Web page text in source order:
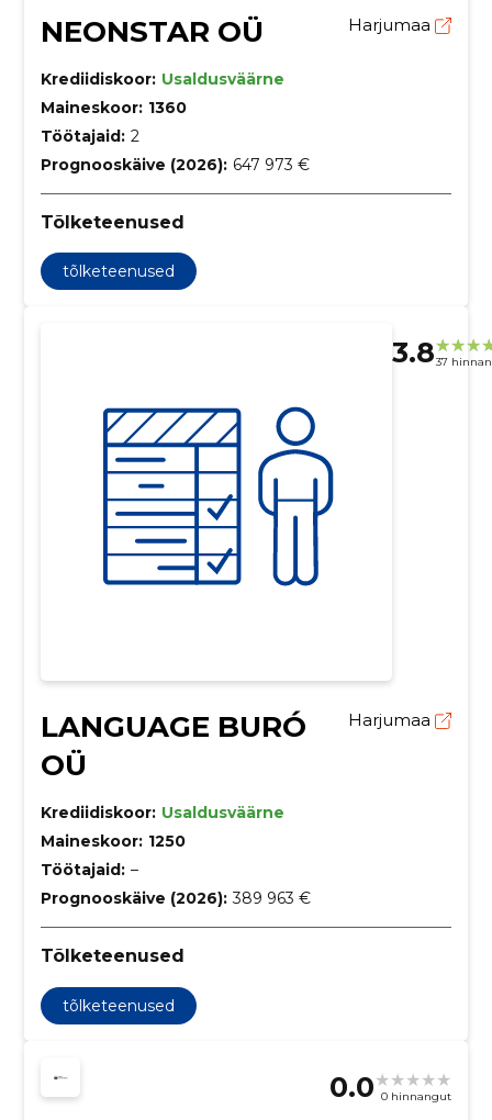
NEONSTAR OÜ Harjumaa
Krediidiskoor: Usaldusväärne
Maineskoor: 1360
Töötajaid: 2
Prognooskäive (2026): 647 973 €
Tõlketeenused
tõlketeenused
3.837
LANGUAGE BURÓ
OÜ
Harjumaa
Krediidiskoor: Usaldusväärne
Maineskoor: 1250
Töötajaid: –
Prognooskäive (2026): 389 963 €
Tõlketeenused
tõlketeenused
0.0 0 hinnangut